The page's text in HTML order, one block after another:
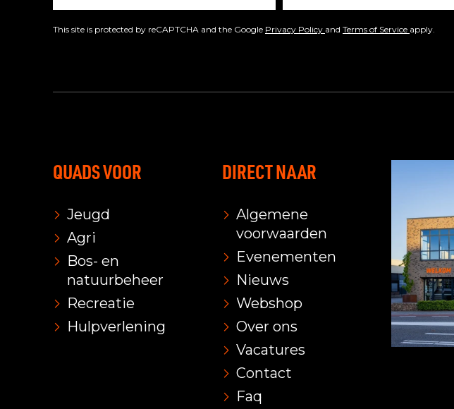
This site is protected by reCAPTCHA and the Google Privacy Policy and Terms of Service apply.
QUADS VOOR
Jeugd
Agri
Bos- en
natuurbeheer
Recreatie
Hulpverlening
DIRECT NAAR
Algemene
voorwaarden
Evenementen
Nieuws
Webshop
Over ons
Vacatures
Contact
Faq